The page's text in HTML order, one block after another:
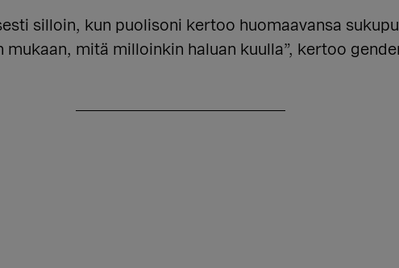
silloin, kun puolisoni kertoo huomaavansa
mitä milloinkin haluan kuulla”, kertoo